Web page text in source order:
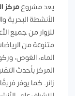
يعد مشروعمركز
الأنشطة البحرية
للزوار من جميع
متنوعة من
الماء، الغوص،
المركز بأحدث
زائر. كما يوفر